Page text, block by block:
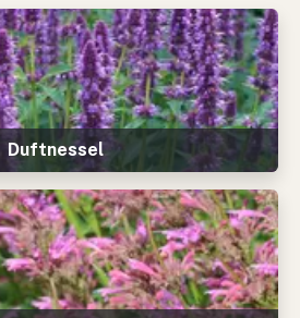
Duftnessel